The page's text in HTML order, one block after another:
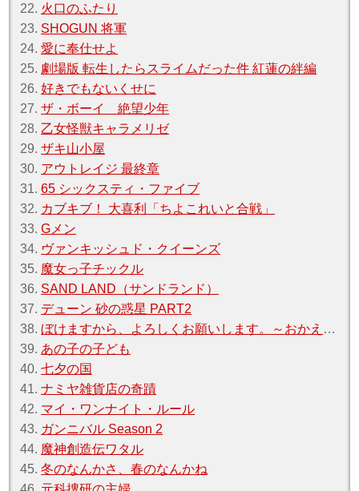
22. 火口のふたり
23. SHOGUN 将軍
24.愛に奉仕せよ
25. 劇場版 転生したらスライムだった件 紅蓮の絆編
26.好きでもないくせに
27.ザ・ボーイ 絶望少年
28. 乙女怪獣キャラメリゼ
29.ザキ山小屋
30. アウトレイジ 最終章
31.65 シックスティ・ファイブ
32. カブキブ！ 大喜利「ちよこれいと合戦」
33.Gメン
34. ヴァンキッシュド・クイーンズ
35. 魔女っ子チックル
36. SAND LAND（サンドランド）
37. デューン 砂の惑星 PART2
38.ぼけますから、よろしくお願いします。～おかえりお母さん～
39. あの子の子ども
40.七夕の国
41.ナミヤ雑貨店の奇蹟
42. マイ・ワンナイト・ルール
43. ガンニバル Season 2
44. 魔神創造伝ワタル
45.冬のなんかさ、春のなんかね